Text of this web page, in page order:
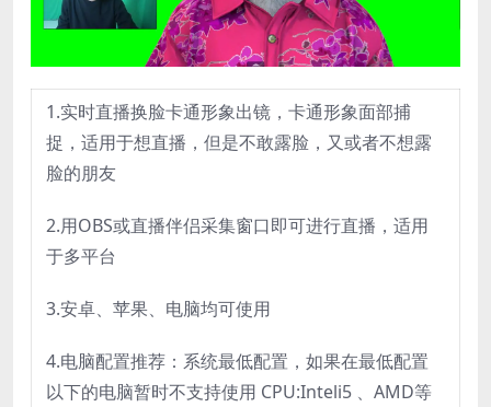
1.实时直播换脸卡通形象出镜，卡通形象面部捕
捉，适用于想直播，但是不敢露脸，又或者不想露
脸的朋友
2.用OBS或直播伴侣采集窗口即可进行直播，适用
于多平台
3.安卓、苹果、电脑均可使用
4.电脑配置推荐：系统最低配置，如果在最低配置
以下的电脑暂时不支持使用 CPU:Inteli5 、AMD等